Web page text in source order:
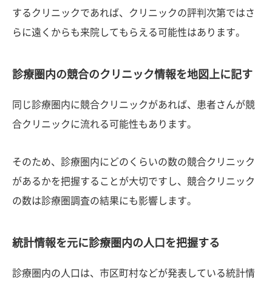
するクリニックであれば、クリニックの評判次第ではさ
らに遠くからも来院してもらえる可能性はあります。
診療圏内の競合のクリニック情報を地図上に記す
同じ診療圏内に競合クリニックがあれば、患者さんが競
合クリニックに流れる可能性もあります。
そのため、診療圏内にどのくらいの数の競合クリニック
があるかを把握することが大切ですし、競合クリニック
の数は診療圏調査の結果にも影響します。
統計情報を元に診療圏内の人口を把握する
診療圏内の人口は、市区町村などが発表している統計情